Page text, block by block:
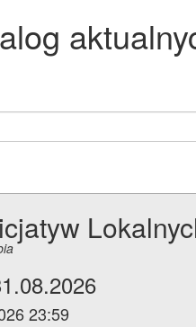
23:59